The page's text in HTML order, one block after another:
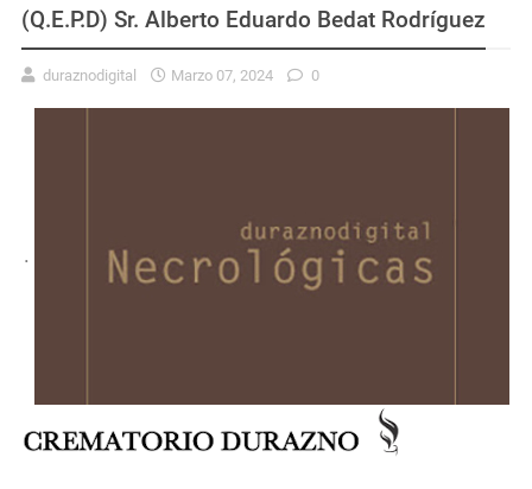
(Q.E.P.D) Sr. Alberto Eduardo Bedat Rodríguez
duraznodigital Marzo 07, 2024 0
.